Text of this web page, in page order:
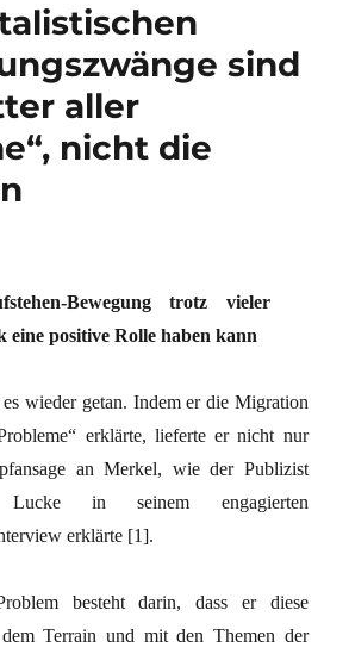
sind
aller
nicht die
Bewegung trotz vieler
positive Rolle haben kann
wieder getan. Indem er die Migration
erklärte, lieferte er nicht nur
an Merkel, wie der Publizist
in seinem engagierten
erklärte [1].
besteht darin, dass er diese
Terrain und mit den Themen der